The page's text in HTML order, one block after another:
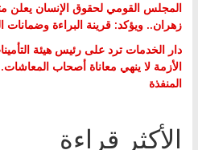
المجلس القومي لحقوق الإنسان يعلن
زهران.. ويؤكد: قرينة البراءة وضمانات
دار الخدمات ترد على رئيس هيئة
الأزمة لا ينهي معاناة أصحاب
المنفذة
الأكثر قراءة